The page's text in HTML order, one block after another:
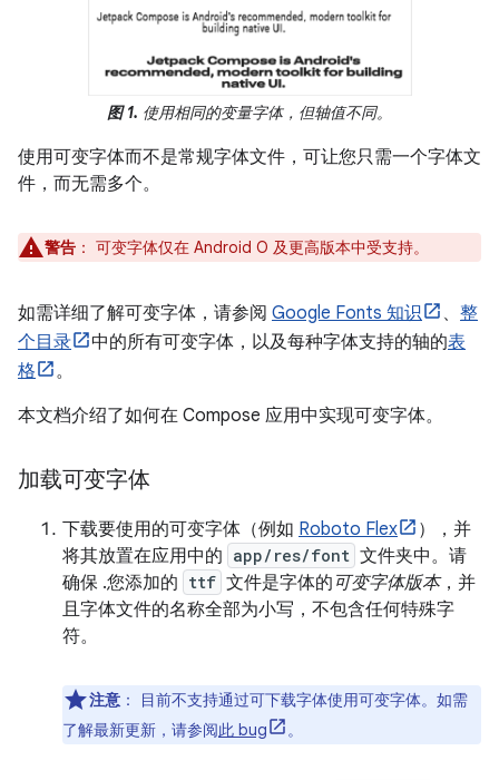
图 1. 使用相同的变量字体，但轴值不同。
使用可变字体而不是常规字体文件，可让您只需一个字体文
件，而无需多个。
警告 ： 可变字体仅在 Android O 及更高版本中受支持。
如需详细了解可变字体，请参阅 Google Fonts 知识 、 整
个目录
中的所有可变字体，以及每种字体支持的轴的表
格
。
本文档介绍了如何在 Compose 应用中实现可变字体。
加载可变字体
下载要使用的可变字体（例如 Roboto Flex
），并
将其放置在应用中的 app/res/font 文件夹中。请
确保 .您添加的 ttf 文件是字体的 可变字体版本，并
且字体文件的名称全部为小写，不包含任何特殊字
符。
注意 ：
目前不支持通过可下载字体使用可变字体。如需
了解最新更新，请参阅此 bug 。